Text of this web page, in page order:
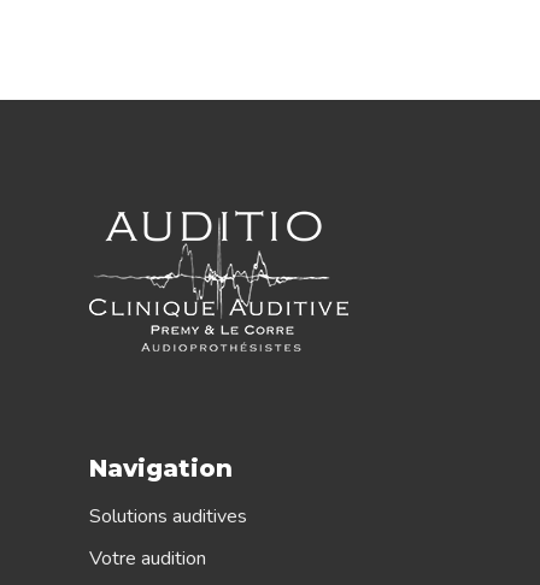
Navigation
Solutions auditives
Votre audition